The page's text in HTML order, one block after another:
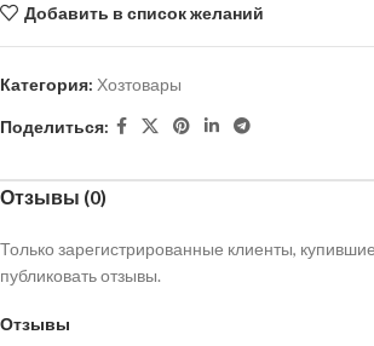
Добавить в список желаний
Категория: Хозтовары
Поделиться:
Отзывы (0)
Отзывы
Только зарегистрированные клиенты,
публиковать отзывы.